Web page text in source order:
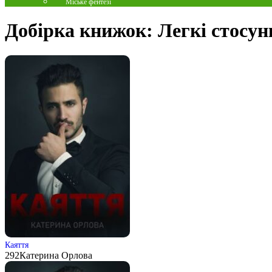
Міське фентезі
Добірка книжок: Легкі
Каяття
292Катерина Орлова